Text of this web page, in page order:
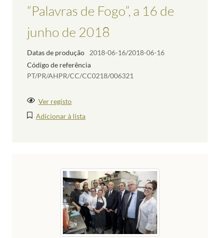
“Palavras de Fogo”, a 16 de
junho de 2018
Datas de produção
2018-06-16/2018-06-16
Código de referência
PT/PR/AHPR/CC/CC0218/006321
Ver registo
Adicionar à lista